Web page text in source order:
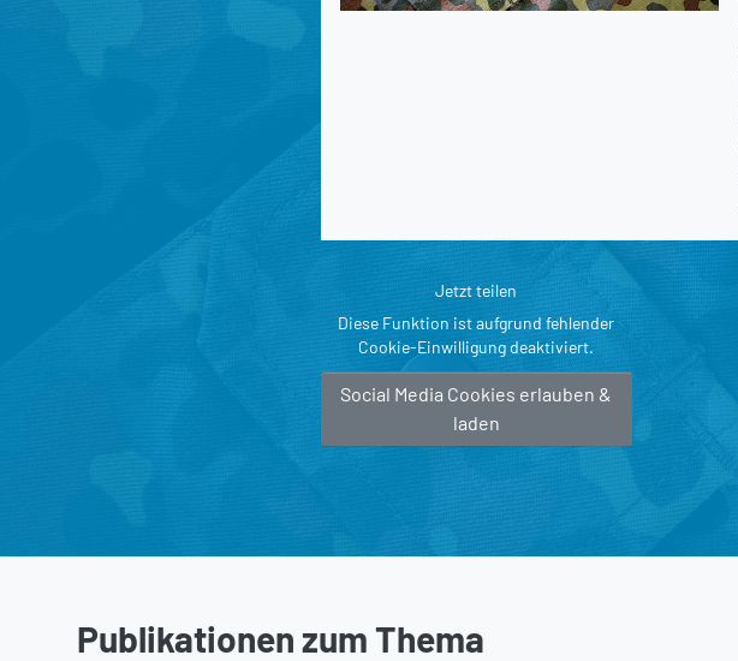
Jetzt teilen
Diese Funktion ist aufgrund fehlender
Cookie-Einwilligung deaktiviert.
Social Media Cookies erlauben &
laden
Publikationen zum Thema